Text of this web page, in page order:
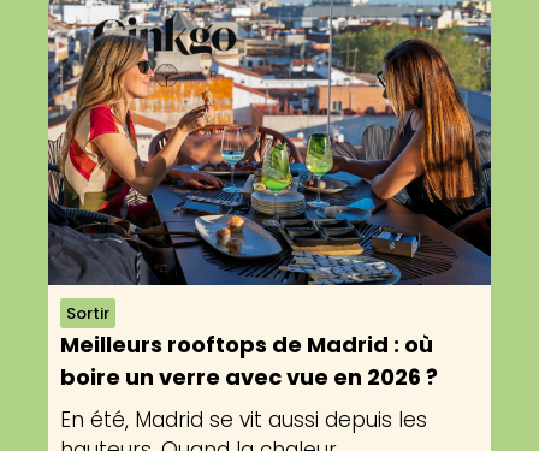
Sortir
Meilleurs rooftops de Madrid : où
boire un verre avec vue en 2026 ?
En été, Madrid se vit aussi depuis les